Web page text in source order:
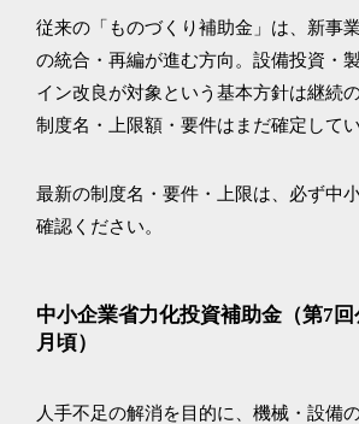
従来の「ものづくり補助金」は、新事
の統合・再編が進む方向。設備投資・
イン改良が対象という基本方針は継続
制度名・上限額・要件はまだ確定してい
最新の制度名・要件・上限は、必ず中
確認ください。
中小企業省力化投資補助金（第7回
月頃）
人手不足の解消を目的に、機械・設備